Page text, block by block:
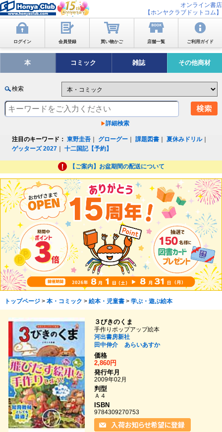
オンライン書店
【ホンヤクラブドットコム】
ログイン 会員登録 買い物かご 店舗一覧 ご利用ガイド
本 コミック 雑誌 その他商材
検索
詳細検索
注目のキーワード： 東野圭吾 グローグー ｜課題図書 ｜夏休みドリル｜
ゲッターズ 2027 ｜十二国記【予約】
【ご案内】お盆期間の配送について
トップページ> 本・コミック > 絵本・児童書> 学ぶ・遊ぶ絵本
３びきのくま
手作りポップアップ絵本
河出書房新社
田中伸介
あらいあすか
価格
2,860円
発行年月
2009年02月
判型
Ａ４
ISBN
9784309270753